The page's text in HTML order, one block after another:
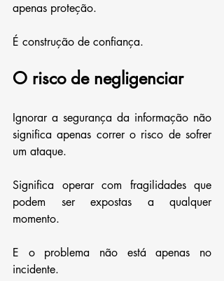
apenas proteção.
É construção de confiança.
O risco de negligenciar
Ignorar a segurança da informação não
significa apenas correr o risco de sofrer
um ataque.
Significa operar com fragilidades que
podem ser expostas a qualquer
momento.
E o problema não está apenas no
incidente.